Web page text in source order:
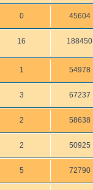
0 45604
16 188450
1 54978
3 67237
2 58638
2 50925
5 72790